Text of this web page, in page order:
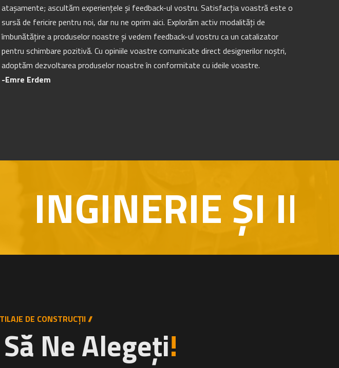
atașamente; ascultăm experiențele și feedback-ul vostru. Satisfacția voastră este o
sursă de fericire pentru noi, dar nu ne oprim aici. Explorăm activ modalități de
îmbunătățire a produselor noastre și vedem feedback-ul vostru ca un catalizator
pentru schimbare pozitivă. Cu opiniile voastre comunicate direct designerilor noștri,
adoptăm dezvoltarea produselor noastre în conformitate cu ideile voastre.
-Emre Erdem
ȘI
DE CONSTRUCȚII //
Ne Alegeți!